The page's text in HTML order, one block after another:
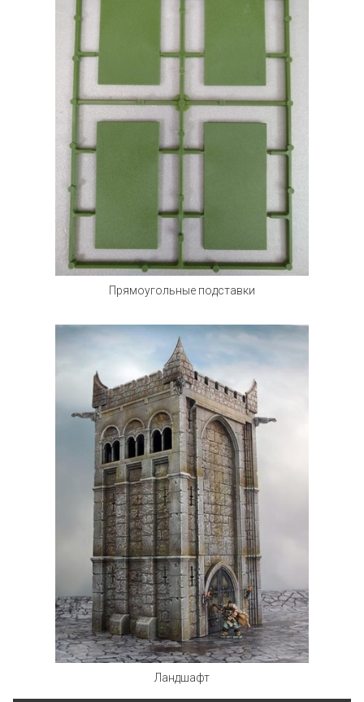
Прямоугольные подставки
Ландшафт